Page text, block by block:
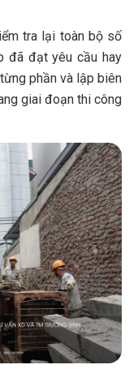
tra lại toàn bộ số
đã đạt yêu cầu hay
phần và lập biên
giai đoạn thi công